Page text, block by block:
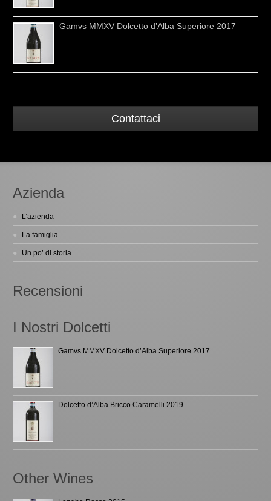
Gamvs MMXV Dolcetto d’Alba Superiore 2017
Contattaci
Azienda
L’azienda
La famiglia
Un po’ di storia
Recensioni
I Nostri Dolcetti
Gamvs MMXV Dolcetto d’Alba Superiore 2017
Dolcetto d’Alba Bricco Caramelli 2019
Other Wines